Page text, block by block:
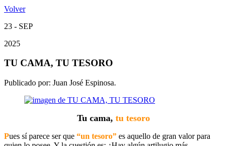
Volver
23 - SEP
2025
TU CAMA, TU TESORO
Publicado por: Juan José Espinosa.
Tu cama, tu tesoro
Pues sí parece ser que “un tesoro” es aquello de gran valor para